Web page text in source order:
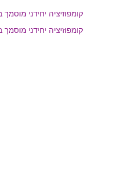
קומפוזיציה יחידני
קומפוזיציה יחידני